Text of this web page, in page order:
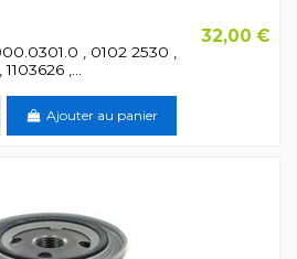
, 0102 2530 ,
,...
32,00 €
Ajouter au panier